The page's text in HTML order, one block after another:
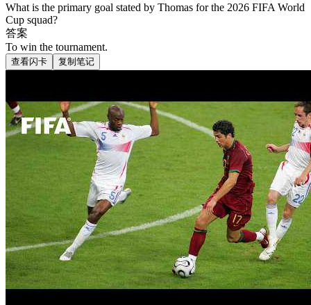
What is the primary goal stated by Thomas for the 2026 FIFA World
Cup squad?
答案
To win the tournament.
查看闪卡 复制笔记